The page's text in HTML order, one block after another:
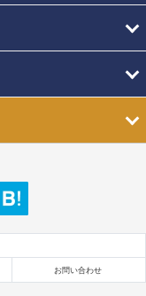
お問い合わせ